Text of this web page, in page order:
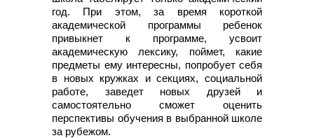
год. При этом, за время короткой
академической программы ребенок
привыкнет к программе, усвоит
академическую лексику, поймет, какие
предметы ему интересны, попробует себя
в новых кружках и секциях, социальной
работе, заведет новых друзей и
самостоятельно сможет оценить
перспективы обучения в выбранной школе
за рубежом.